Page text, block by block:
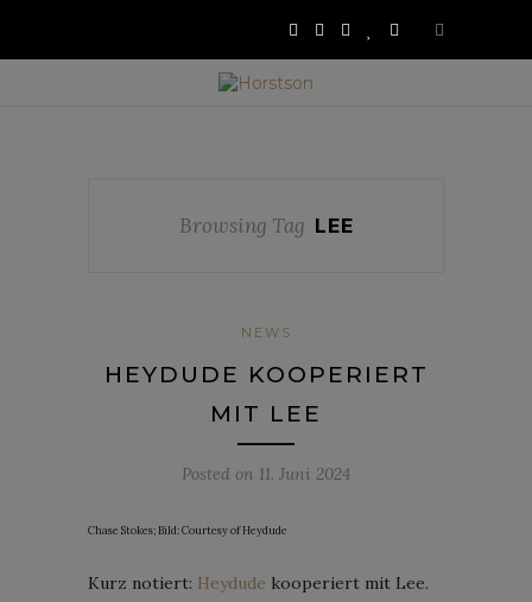
Browsing Tag LEE
NEWS
HEYDUDE KOOPERIERT
MIT LEE
Posted on 11. Juni 2024
Chase Stokes; Bild: Courtesy of Heydude
Kurz notiert: Heydude kooperiert mit Lee.